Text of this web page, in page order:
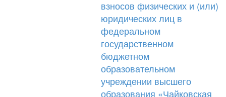
взносов физических и (или)
юридических лиц в
федеральном
государственном
бюджетном
образовательном
учреждении высшего
образования «Чайковская